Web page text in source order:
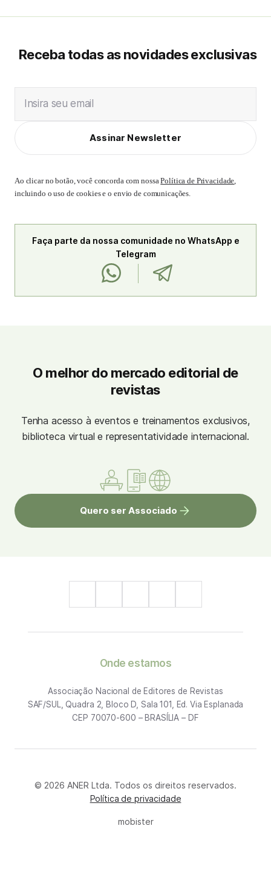
Receba todas as novidades exclusivas
Insira seu email
Assinar Newsletter
Ao clicar no botão, você concorda com nossaPolítica de Privacidade,
incluindo o uso de cookies e o envio de comunicações.
Faça parte da nossa comunidade no WhatsApp e
Telegram
O melhor do mercado editorial de
revistas
Tenha acesso à eventos e treinamentos exclusivos,
biblioteca virtual e representatividade internacional.
Quero ser Associado
Onde estamos
Associação Nacional de Editores de Revistas
SAF/SUL, Quadra 2, Bloco D, Sala 101, Ed. Via Esplanada
CEP 70070-600 – BRASÍLIA – DF
© 2026 ANER Ltda. Todos os direitos reservados.
Política de privacidade
mobister